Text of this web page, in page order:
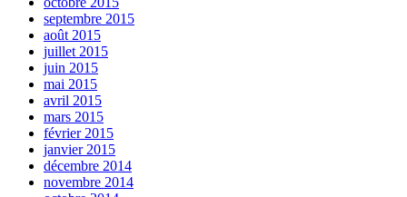
septembre 2015
août 2015
juillet 2015
juin 2015
mai 2015
avril 2015
mars 2015
février 2015
janvier 2015
décembre 2014
novembre 2014